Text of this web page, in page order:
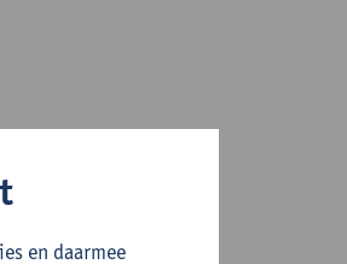
en daarmee